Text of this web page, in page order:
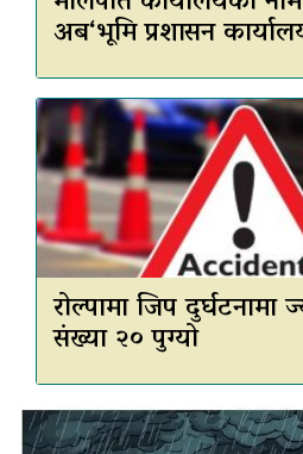
अब‘भूमि प्रशासन
रोल्पामा जिप दुर्घटनामा
संख्या २० पुग्यो